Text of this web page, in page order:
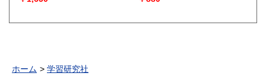
ホーム
学習研究社